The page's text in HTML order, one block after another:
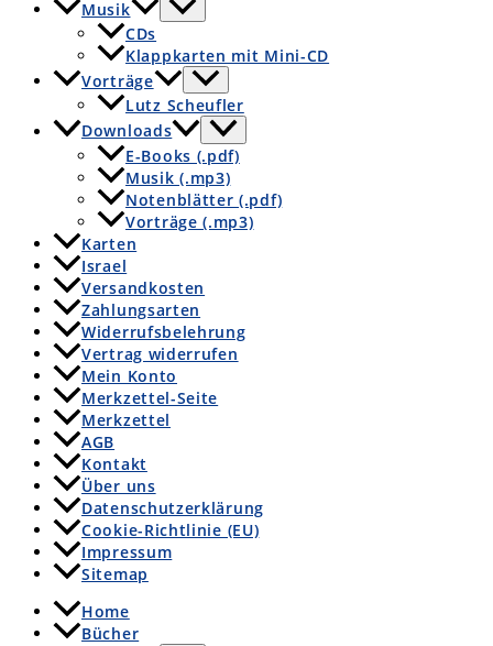
Musik
CDs
Klappkarten mit Mini-CD
Vorträge
Lutz Scheufler
Downloads
E-Books (.pdf)
Musik (.mp3)
Notenblätter (.pdf)
Vorträge (.mp3)
Karten
Israel
Versandkosten
Zahlungsarten
Widerrufsbelehrung
Vertrag widerrufen
Mein Konto
Merkzettel-Seite
Merkzettel
AGB
Kontakt
Über uns
Datenschutzerklärung
Cookie-Richtlinie (EU)
Impressum
Sitemap
Home
Bücher